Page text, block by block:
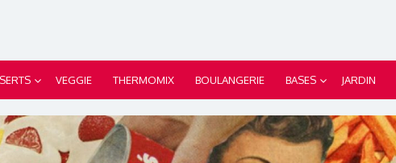
VEGGIE THERMOMIX BOULANGERIE BASES JARDIN